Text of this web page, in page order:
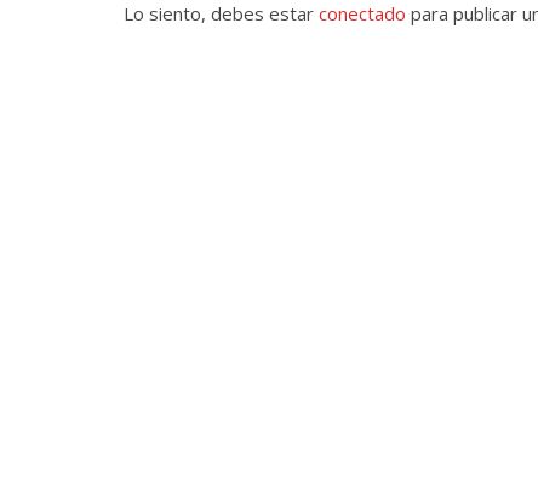
Lo siento, debes estar conectado para publicar